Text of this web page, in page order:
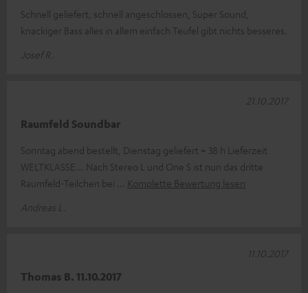
Schnell geliefert, schnell angeschlossen, Super Sound,
knackiger Bass alles in allem einfach Teufel gibt nichts besseres.
Josef R.
Raumfeld Soundbar
Sonntag abend bestellt, Dienstag geliefert = 38 h Lieferzeit
WELTKLASSE... Nach Stereo L und One S ist nun das dritte
Raumfeld-Teilchen bei
Komplette Bewertung lesen
Andreas L.
21.10.2017
Thomas B. 11.10.2017
11.10.2017